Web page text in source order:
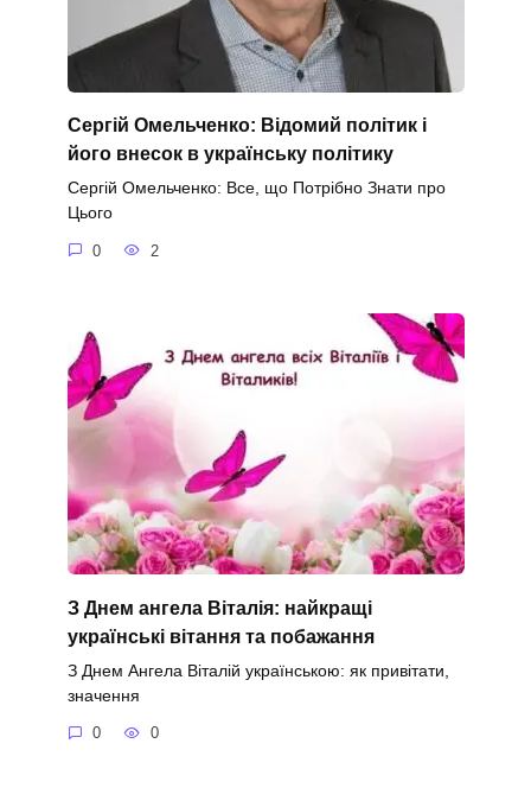
Сергій Омельченко: Відомий політик і
його внесок в українську політику
Сергій Омельченко: Все, що Потрібно Знати про
Цього
0 2
З Днем ангела Віталія: найкращі
українські вітання та побажання
З Днем Ангела Віталій українською: як привітати,
значення
0 0